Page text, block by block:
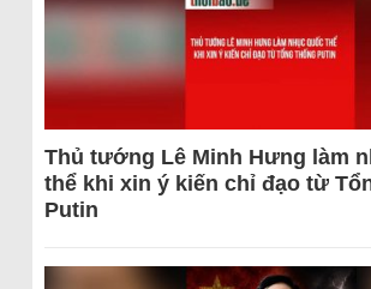
Thủ tướng Lê Minh Hưng làm
thể khi xin ý kiến chỉ đạo từ
Putin